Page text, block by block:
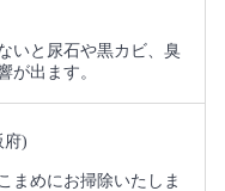
いと尿石や黒カビ、臭
が出ます。
府)
まめにお掃除いたしま